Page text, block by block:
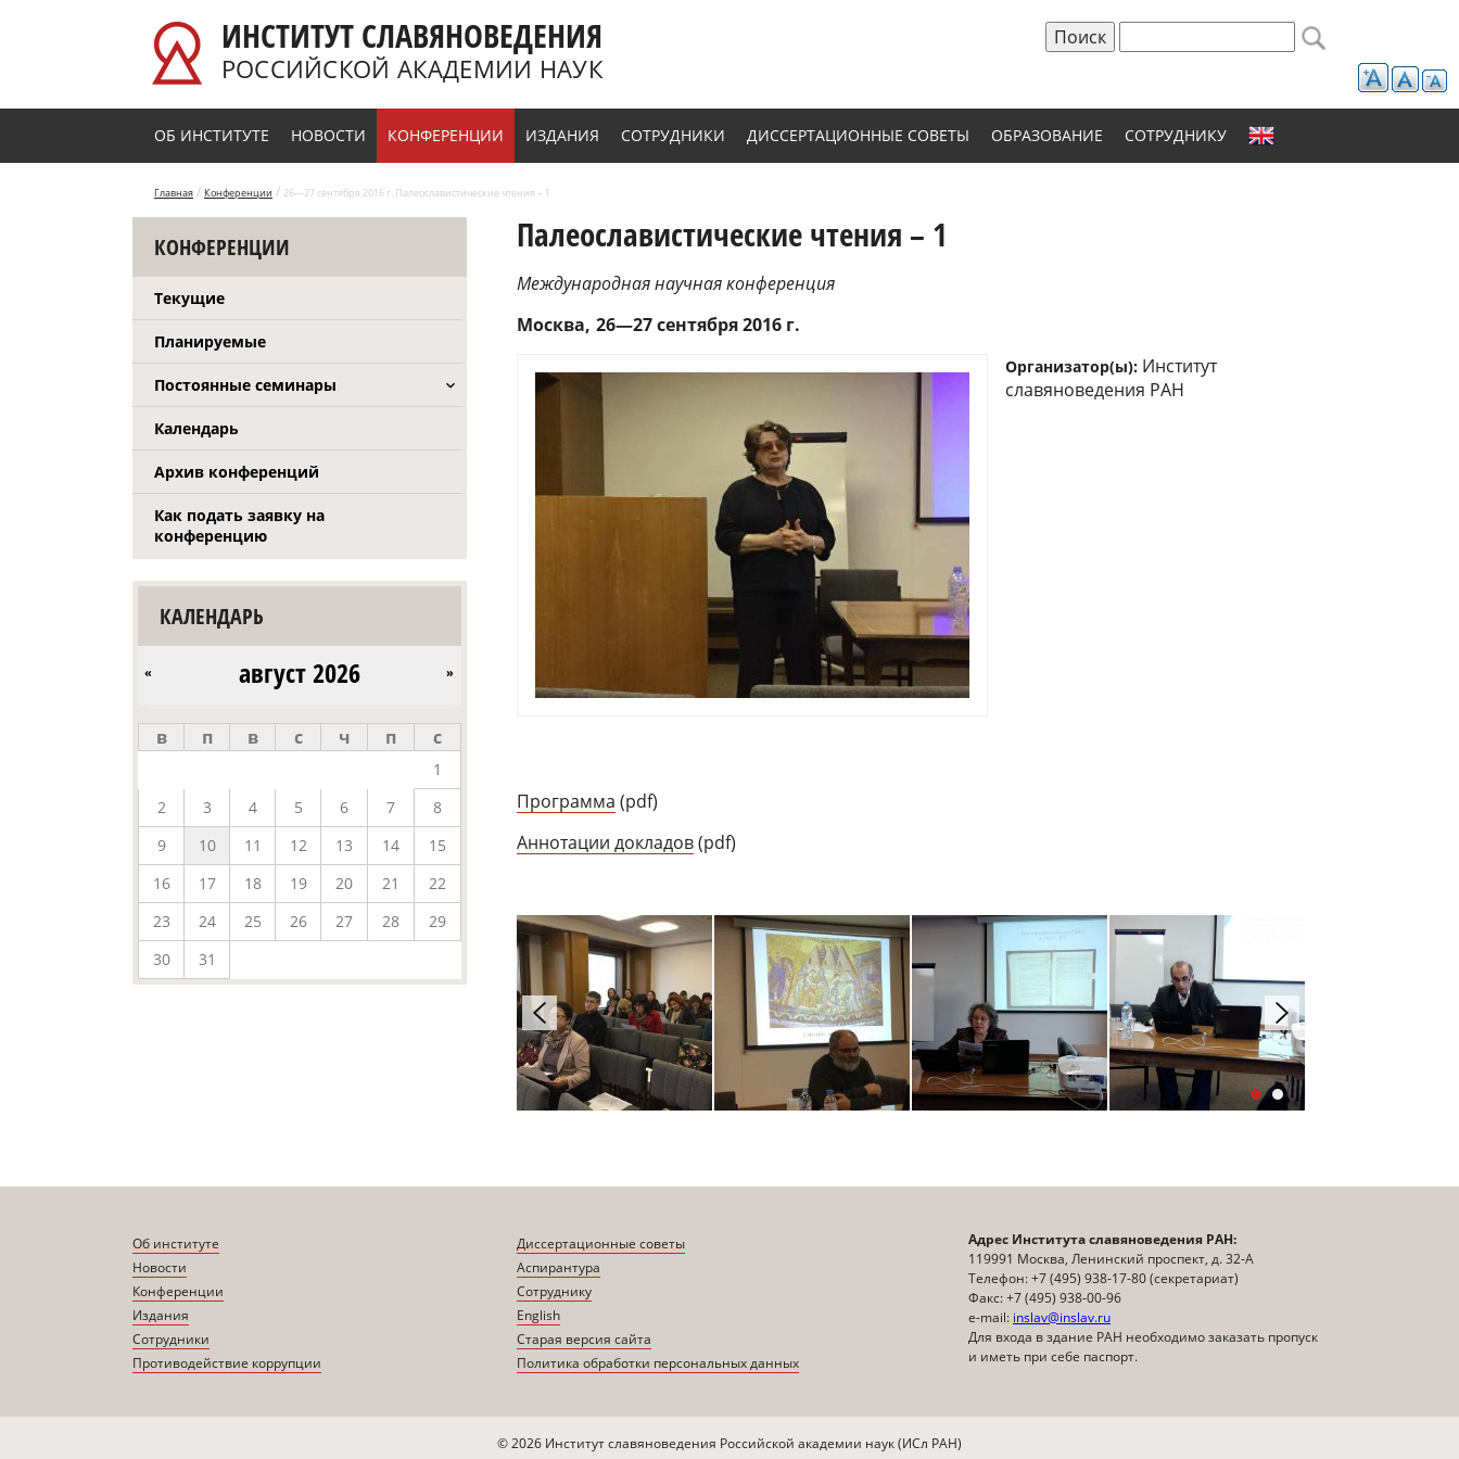
ИНСТИТУТ СЛАВЯНОВЕДЕНИЯ
РОССИЙСКОЙ АКАДЕМИИ НАУК Форма поиска
ОБ ИНСТИТУТЕ НОВОСТИ КОНФЕРЕНЦИИ ИЗДАНИЯ СОТРУДНИКИ ДИССЕРТАЦИОННЫЕ СОВЕТЫ ОБРАЗОВАНИЕ СОТРУДНИКУ
Главная / Конференции / 26—27 сентября 2016 г. Палеославистические чтения – 1
КОНФЕРЕНЦИИ
Текущие
Планируемые
Постоянные семинары
Календарь
Архив конференций
Как подать заявку на
конференцию
КАЛЕНДАРЬ
август 2026
« »
в п в с ч п с
1
2
3 4 5 6 7
8
9
10 11 12 13 14
15
16
17 18 19 20 21
22
23
24 25 26 27 28
29
30
31
Палеославистические чтения – 1
Международная научная конференция
Москва 26—27 сентября 2016 г.
Организатор(ы): Институт
славяноведения РАН
Программа (pdf)
Аннотации докладов(pdf)
Об институте
Новости
Конференции
Издания
Сотрудники
Противодействие коррупции
Диссертационные советы
Аспирантура
Сотруднику
English
Старая версия сайта
Политика обработки персональных данных
Адрес Института славяноведения РАН:
119991 Москва, Ленинский проспект, д. 32-А
Телефон: +7 (495) 938-17-80 (секретариат)
Факс: +7 (495) 938-00-96
e-mail: inslav@inslav.ru
Для входа в здание РАН необходимо заказать пропуск
и иметь при себе паспорт.
© 2026 Институт славяноведения Российской академии наук (ИСл РАН)